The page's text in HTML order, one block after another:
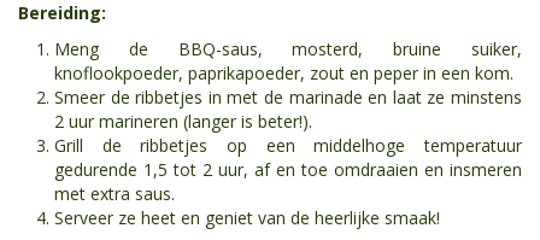
Bereiding:
Meng de BBQ-saus, mosterd, bruine suiker,
knoflookpoeder, paprikapoeder, zout en peper in een kom.
Smeer de ribbetjes in met de marinade en laat ze minstens
2 uur marineren (langer is beter!).
Grill de ribbetjes op een middelhoge temperatuur
gedurende 1,5 tot 2 uur, af en toe omdraaien en insmeren
met extra saus.
Serveer ze heet en geniet van de heerlijke smaak!